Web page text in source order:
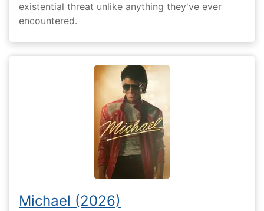
existential threat unlike anything they've ever
encountered.
Michael (2026)